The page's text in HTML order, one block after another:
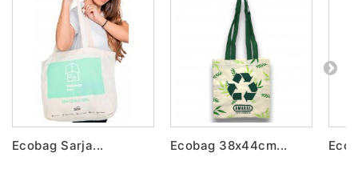
Ecobag Sarja... Ecobag 38x44cm...